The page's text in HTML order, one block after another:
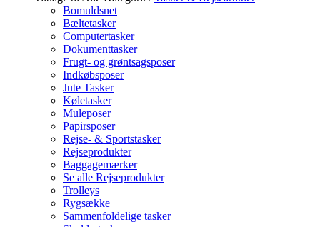
Bomuldsnet
Bæltetasker
Computertasker
Dokumenttasker
Frugt- og grøntsagsposer
Indkøbsposer
Jute Tasker
Køletasker
Muleposer
Papirsposer
Rejse- & Sportstasker
Rejseprodukter
Baggagemærker
Se alle Rejseprodukter
Trolleys
Rygsække
Sammenfoldelige tasker